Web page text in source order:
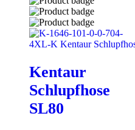
Kentaur
Schlupfhose
SL80